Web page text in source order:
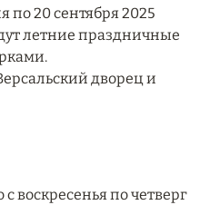
по 20 сентября 2025
летние праздничные
дворец и
воскресенья по четверг